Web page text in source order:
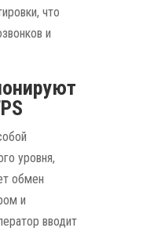
что
и
уровня,
обмен
и
вводит